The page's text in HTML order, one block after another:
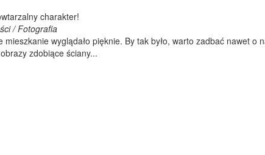
charakter!
/ Fotografia
wyglądało pięknie. By tak było, warto zadbać nawet o
zdobiące ściany...